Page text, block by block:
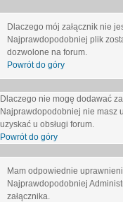
Dlaczego mój załącznik nie
Najprawdopodobniej plik
dozwolone na forum.
Powrót do góry
Dlaczego nie mogę dodawać
Najprawdopodobniej nie masz
uzyskać u obsługi forum.
Powrót do góry
Mam odpowiednie
Najprawdopodobniej
załącznika.